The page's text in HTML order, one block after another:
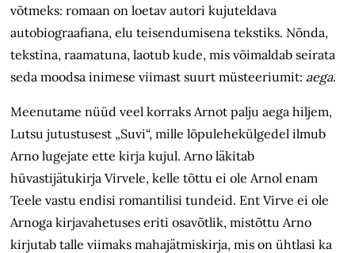
võtmeks: romaan on loetav autori kujuteldava
autobiograafiana, elu teisendumisena tekstiks. Nõnda,
tekstina, raamatuna, laotub kude, mis võimaldab seirata
seda moodsa inimese viimast suurt müsteeriumit: aega.
Meenutame nüüd veel korraks Arnot palju aega hiljem,
Lutsu jutustusest „Suvi“, mille lõpulehekülgedel ilmub
Arno lugejate ette kirja kujul. Arno läkitab
hüvastijätukirja Virvele, kelle tõttu ei ole Arnol enam
Teele vastu endisi romantilisi tundeid. Ent Virve ei ole
Arnoga kirjavahetuses eriti osavõtlik, mistõttu Arno
kirjutab talle viimaks mahajätmiskirja, mis on ühtlasi ka